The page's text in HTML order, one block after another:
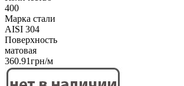
400
Марка стали
AISI 304
Поверхность
матовая
360.91грн/м